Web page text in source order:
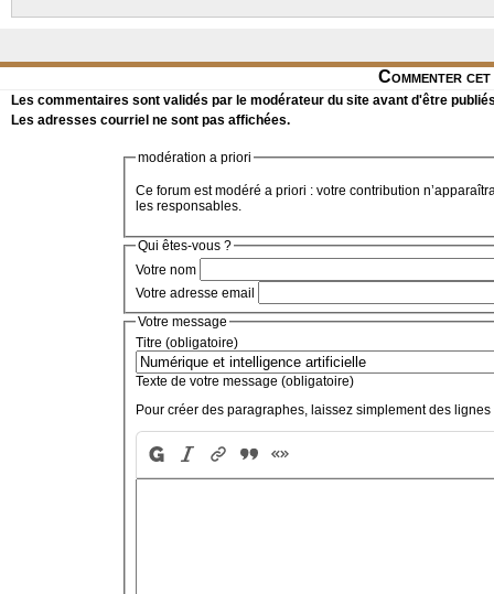
Commenter
Les commentaires sont validés par le modérateur du site avant d'être
Les adresses courriel ne sont pas affichées.
modération a priori
Ce forum est modéré a priori : votre contribution
les responsables.
Qui êtes-vous ?
Votre nom
Votre adresse email
Votre message
Titre (obligatoire)
Texte de votre message (obligatoire)
Pour créer des paragraphes, laissez simplement des lignes